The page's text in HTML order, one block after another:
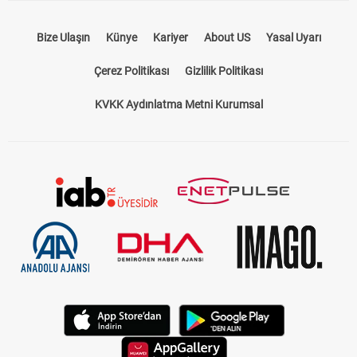
Künye Kariyer About US
Çerez Politikası Gizlilik Politikası